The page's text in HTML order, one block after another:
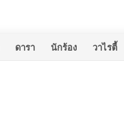
ดารา นักร้อง วาไรตี้